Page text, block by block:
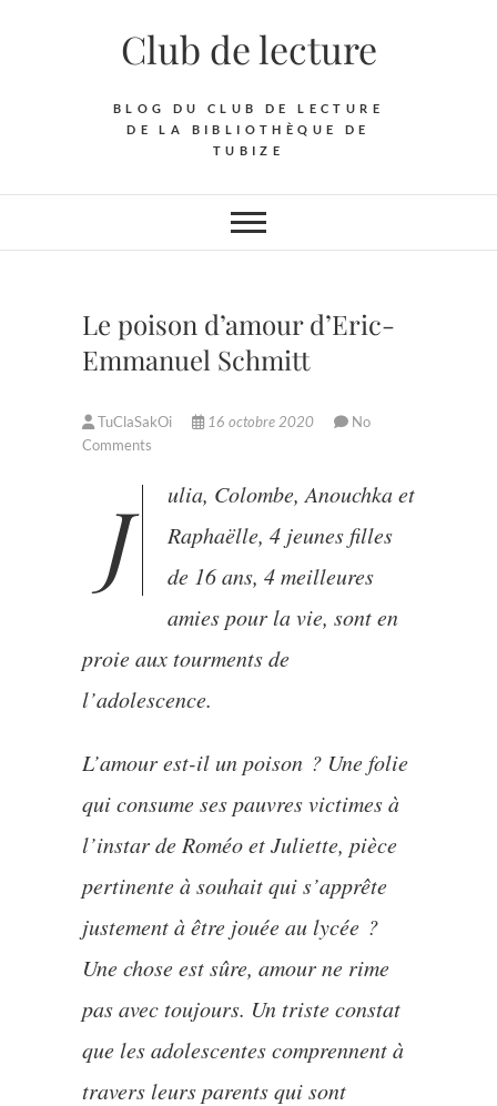
Club de lecture
BLOG DU CLUB DE LECTURE
DE LA BIBLIOTHÈQUE DE
TUBIZE
Le poison d’amour d’Eric-
Emmanuel Schmitt
TuClaSakOi 16 octobre 2020
No
Comments
Julia, Colombe, Anouchka et
Raphaëlle, 4 jeunes filles
de 16 ans, 4 meilleures
amies pour la vie, sont en
proie aux tourments de
l’adolescence.
L’amour est-il un poison ? Une folie
qui consume ses pauvres victimes à
l’instar de Roméo et Juliette, pièce
pertinente à souhait qui s’apprête
justement à être jouée au lycée ?
Une chose est sûre, amour ne rime
pas avec toujours. Un triste constat
que les adolescentes comprennent à
travers leurs parents qui sont